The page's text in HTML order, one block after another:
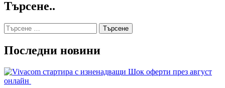
Търсене..
Търсене
за:
Последни новини